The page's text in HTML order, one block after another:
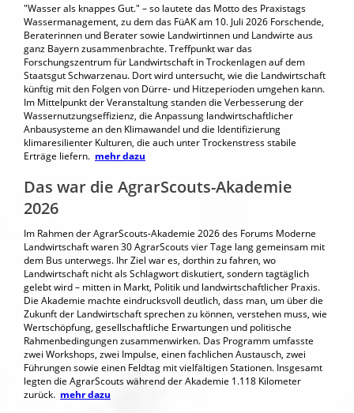
"Wasser als knappes Gut." – so lautete das Motto des Praxistags
Wassermanagement, zu dem das FüAK am 10. Juli 2026 Forschende,
Beraterinnen und Berater sowie Landwirtinnen und Landwirte aus
ganz Bayern zusammenbrachte. Treffpunkt war das
Forschungszentrum für Landwirtschaft in Trockenlagen auf dem
Staatsgut Schwarzenau. Dort wird untersucht, wie die Landwirtschaft
künftig mit den Folgen von Dürre- und Hitzeperioden umgehen kann.
Im Mittelpunkt der Veranstaltung standen die Verbesserung der
Wassernutzungseffizienz, die Anpassung landwirtschaftlicher
Anbausysteme an den Klimawandel und die Identifizierung
klimaresilienter Kulturen, die auch unter Trockenstress stabile
Erträge liefern. mehr dazu
Das war die AgrarScouts-Akademie
2026
Im Rahmen der AgrarScouts-Akademie 2026 des Forums Moderne
Landwirtschaft waren 30 AgrarScouts vier Tage lang gemeinsam mit
dem Bus unterwegs. Ihr Ziel war es, dorthin zu fahren, wo
Landwirtschaft nicht als Schlagwort diskutiert, sondern tagtäglich
gelebt wird – mitten in Markt, Politik und landwirtschaftlicher Praxis.
Die Akademie machte eindrucksvoll deutlich, dass man, um über die
Zukunft der Landwirtschaft sprechen zu können, verstehen muss, wie
Wertschöpfung, gesellschaftliche Erwartungen und politische
Rahmenbedingungen zusammenwirken. Das Programm umfasste
zwei Workshops, zwei Impulse, einen fachlichen Austausch, zwei
Führungen sowie einen Feldtag mit vielfältigen Stationen. Insgesamt
legten die AgrarScouts während der Akademie 1.118 Kilometer
zurück. mehr dazu